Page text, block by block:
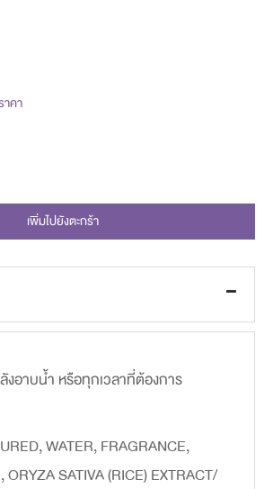
าคา
เพิ่มไปยังตะกร้า
อาบน้ำ หรือทุกเวลาที่ต้องการ
WATER, FRAGRANCE,
ORYZA SATIVA (RICE) EXTRACT/